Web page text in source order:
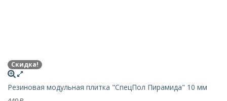
Скидка!
Резиновая модульная плитка "СпецПол Пирамида" 10 мм